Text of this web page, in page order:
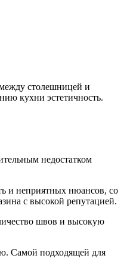
между столешницей и
кухни эстетичность.
недостатком
и неприятных нюансов, со
с высокой репутацией.
швов и высокую
Самой подходящей для